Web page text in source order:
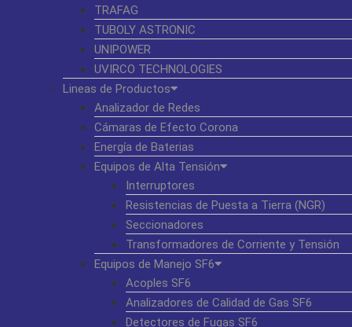
TRAFAG
TUBOLY ASTRONIC
UNIPOWER
UVIRCO TECHNOLOGIES
Lineas de Productos
Analizador de Redes
Cámaras de Efecto Corona
Energía de Baterias
Equipos de Alta Tensión
Interruptores
Resistencias de Puesta a Tierra (NGR)
Seccionadores
Transformadores de Corriente y Tensión
Equipos de Manejo SF6
Acoples SF6
Analizadores de Calidad de Gas SF6
Detectores de Fugas SF6